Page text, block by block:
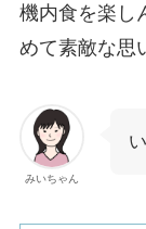
機内食を楽し
めて素敵な思
みいちゃん